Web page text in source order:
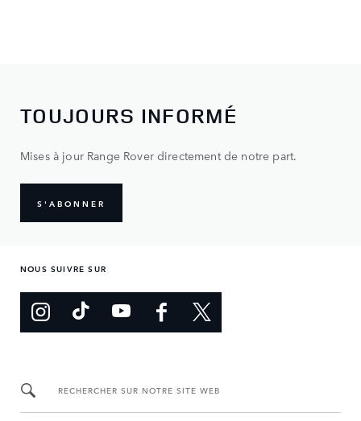
TOUJOURS INFORMÉ
Mises à jour Range Rover directement de notre part.
S'ABONNER
NOUS SUIVRE SUR
RECHERCHER SUR NOTRE SITE WEB